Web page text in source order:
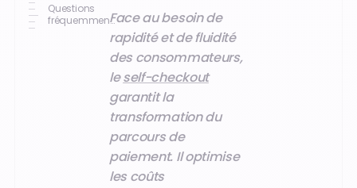
Questions
fréquemmentFace au besoin de
rapidité et de fluidité
des consommateurs,
leself-checkout
garantit la
transformation du
parcours de
paiement. Il optimise
les coûts